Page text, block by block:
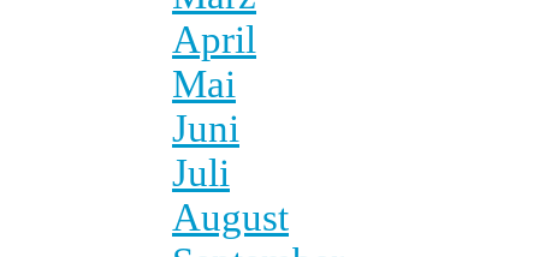
April
Mai
Juni
Juli
August